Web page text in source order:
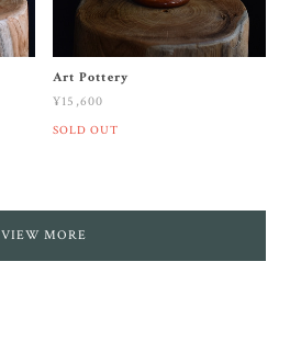
Art Pottery
¥15,600
SOLD OUT
VIEW MORE